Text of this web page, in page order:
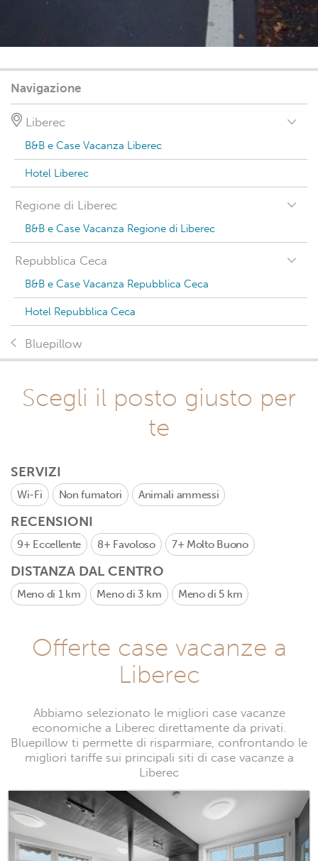
Navigazione
Liberec
B&B e Case Vacanza Liberec
Hotel Liberec
Regione di Liberec
B&B e Case Vacanza Regione di Liberec
Repubblica Ceca
B&B e Case Vacanza Repubblica Ceca
Hotel Repubblica Ceca
Bluepillow
Scegli il posto giusto per
te
SERVIZI
Wi-Fi Non fumatori Animali ammessi
RECENSIONI
9+ Eccellente 8+ Favoloso 7+ Molto Buono
DISTANZA DAL CENTRO
Meno di 1 km Meno di 3 km Meno di 5 km
Offerte case vacanze a
Liberec
Abbiamo selezionato le migliori case vacanze
economiche a Liberec direttamente da privati.
Bluepillow ti permette di risparmiare, confrontando le
migliori tariffe sui principali siti di case vacanze a
Liberec